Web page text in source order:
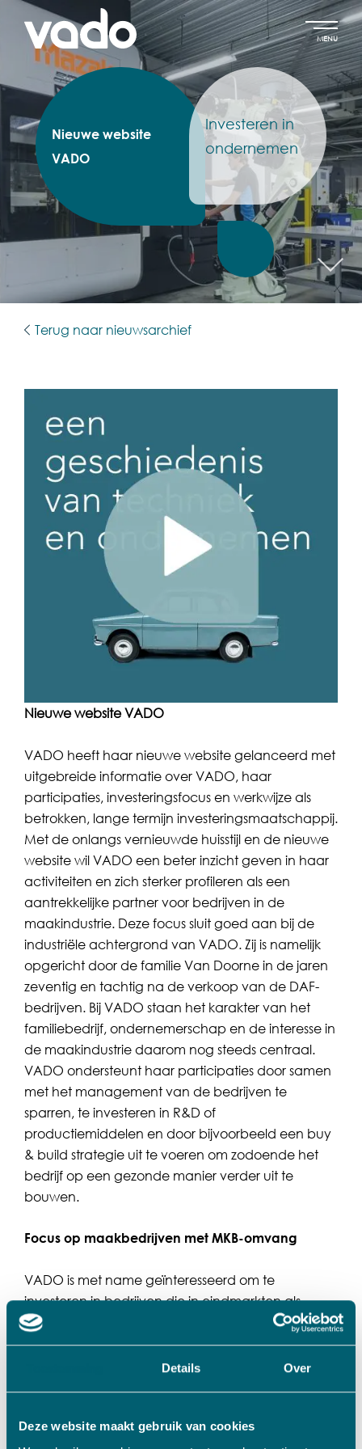
Details Over
Deze website maakt gebruik van cookies
MENU
Nieuwe website
VADO
Investeren in
ondernemen
Terug naar nieuwsarchief
Nieuwe website VADO
VADO heeft haar nieuwe website gelanceerd met
uitgebreide informatie over VADO, haar
participaties, investeringsfocus en werkwijze als
betrokken, lange termijn investeringsmaatschappij.
Met de onlangs vernieuwde huisstijl en de nieuwe
website wil VADO een beter inzicht geven in haar
activiteiten en zich sterker profileren als een
aantrekkelijke partner voor bedrijven in de
maakindustrie. Deze focus sluit goed aan bij de
industriële achtergrond van VADO. Zij is namelijk
opgericht door de familie Van Doorne in de jaren
zeventig en tachtig na de verkoop van de DAF-
bedrijven. Bij VADO staan het karakter van het
familiebedrijf, ondernemerschap en de interesse in
de maakindustrie daarom nog steeds centraal.
VADO ondersteunt haar participaties door samen
met het management van de bedrijven te
sparren, te investeren in R&D of
productiemiddelen en door bijvoorbeeld een buy
& build strategie uit te voeren om zodoende het
bedrijf op een gezonde manier verder uit te
bouwen.
Focus op maakbedrijven met MKB-omvang
VADO is met name geïnteresseerd om te
investeren in bedrijven die in eindmarkten als
semicon, medical, analytical, pharma, food,
transport, defensie en intra-logistiek actief zijn. De
omzet van de bedrijven waarin VADO investeert
bepalende speler in een niche te zijn. Klein